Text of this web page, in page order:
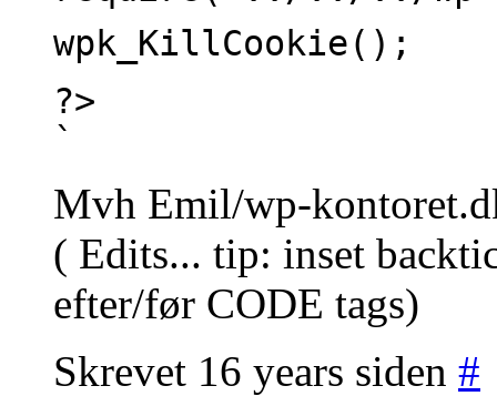
wpk_KillCookie();
?>
`
Mvh Emil/wp-
( Edits... tip: inset
efter/før CODE tags)
Skrevet 16 years siden #